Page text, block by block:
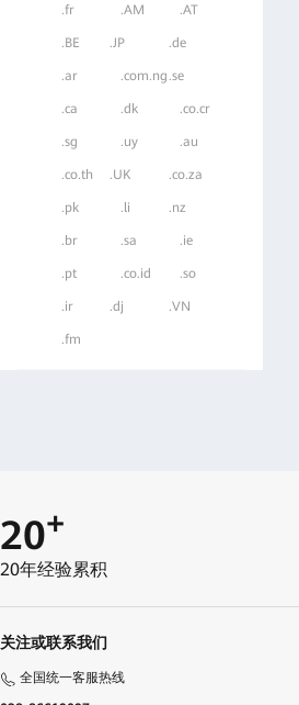
.fr .AM .AT
.BE .JP .de
.ar .com.ng .se
.ca .dk .co.cr
.sg .uy .au
.co.th .UK .co.za
.pk .li .nz
.br .sa .ie
.pt .co.id .so
.ir .dj .VN
.fm
20+
20年经验累积
关注或联系我们
全国统一客服热线